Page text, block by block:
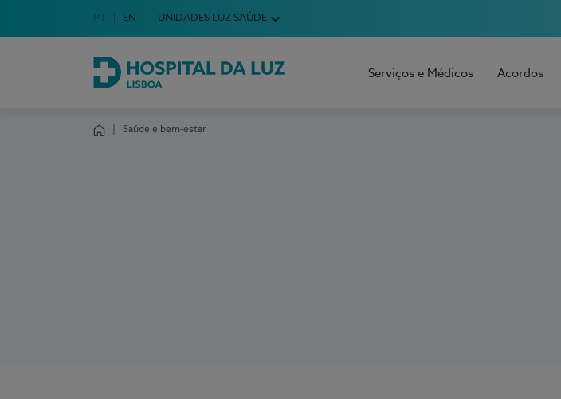
Escolha o seu idioma
Idioma em Português
PT English Language
EN UNIDADES LUZ SAÚDE
Hospital da Luz Lisboa
Serviços e Médicos Acordos
Saúde e bem-estar